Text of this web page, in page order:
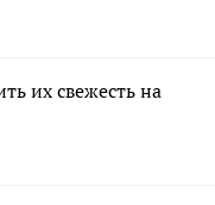
их свежесть на